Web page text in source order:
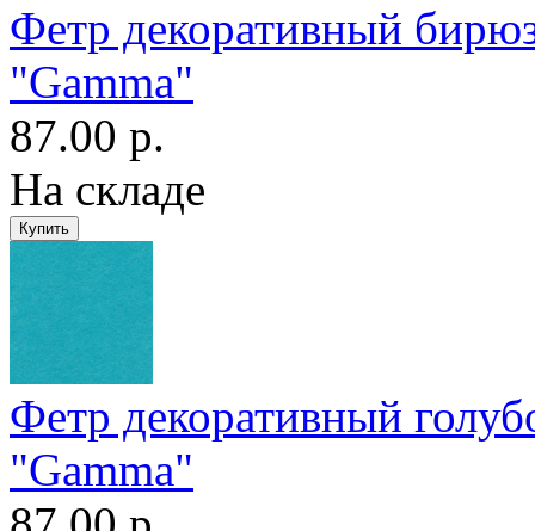
Фетр декоративный
"Gamma"
87.00 р.
На складе
Фетр декоративный
"Gamma"